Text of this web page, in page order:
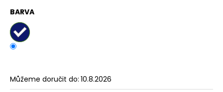
BARVA
Můžeme doručit do: 10.8.2026
D
p
o